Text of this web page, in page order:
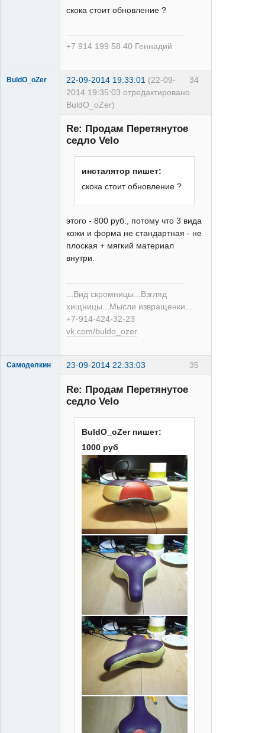
скока стоит обновление ?
+7 914 199 58 40 Геннадий
34
BuldO_oZer 22-09-2014 19:33:01 (22-09-
2014 19:35:03 отредактировано
BuldO_oZer)
Re: Продам Перетянутое
седло Velo
инсталятор пишет:
скока стоит обновление ?
этого - 800 руб., потому что 3 вида
кожи и форма не стандартная - не
плоская + мягкий материал
внутри.
...Вид скромницы...Взгляд
хищницы...Мысли извращенки...
+7-914-424-32-23
vk.com/buldo_ozer
35
Самоделкин 23-09-2014 22:33:03
Re: Продам Перетянутое
седло Velo
BuldO_oZer пишет:
1000 руб